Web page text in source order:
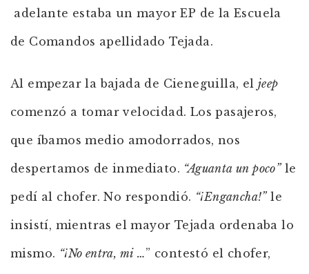
adelante estaba un mayor EP de la Escuela
de Comandos apellidado Tejada.
Al empezar la bajada de Cieneguilla, el jeep
comenzó a tomar velocidad. Los pasajeros,
que íbamos medio amodorrados, nos
despertamos de inmediato. “Aguanta un poco”le
pedí al chofer. No respondió. “¡Engancha!”le
insistí, mientras el mayor Tejada ordenaba lo
mismo. “¡No entra, mi …” contestó el chofer,